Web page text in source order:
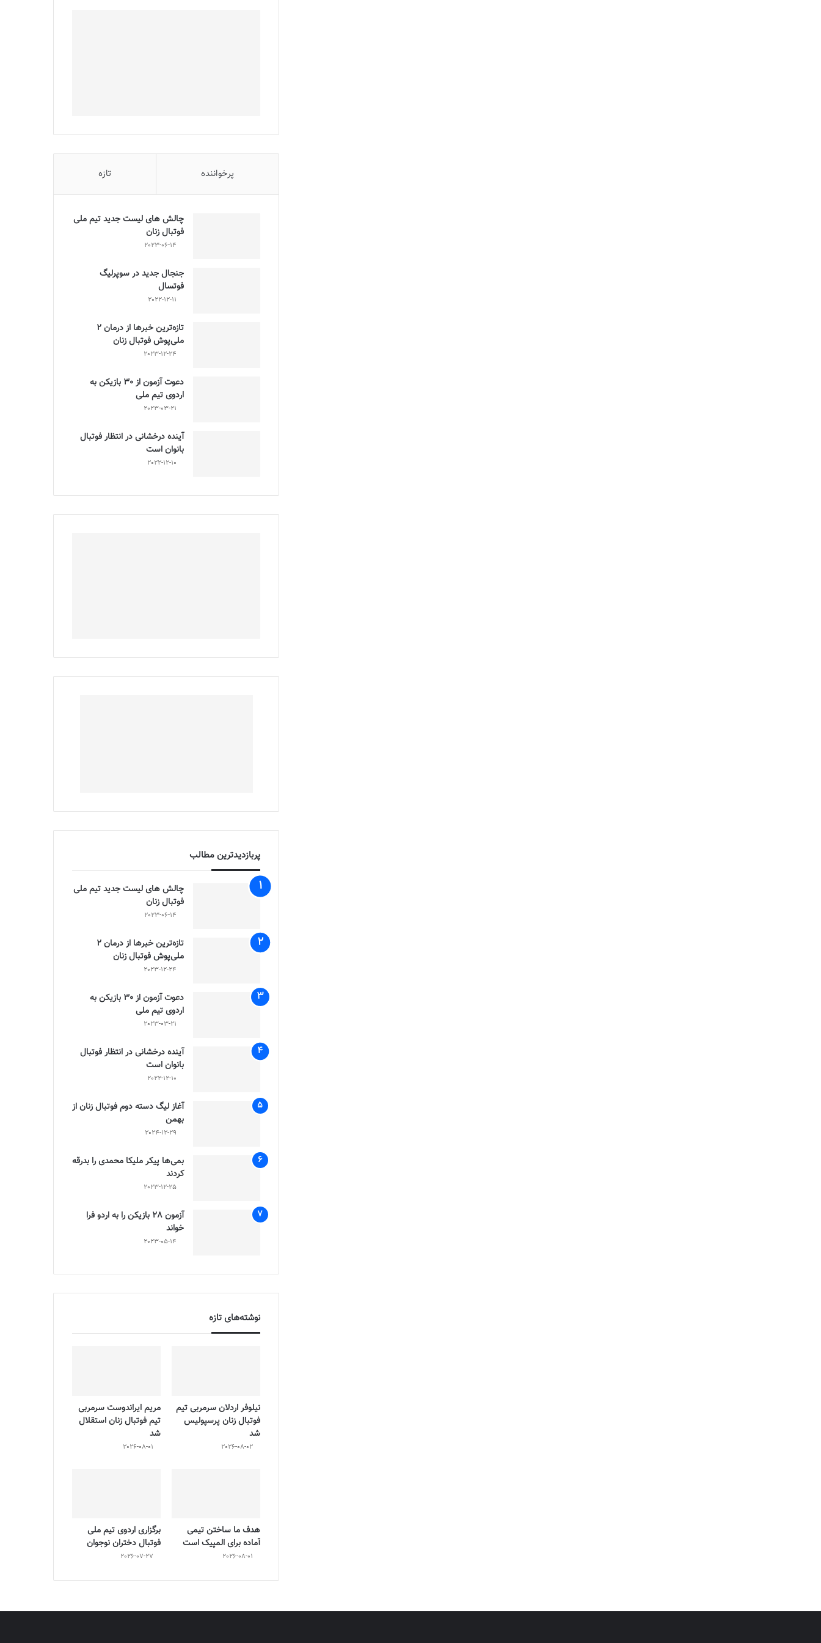
پرخواننده تازه
چالش هاى ليست جدید تيم ملى
فوتبال زنان
2023-06-14
جنجال جدید در سوپرلیگ
فوتسال
2022-12-11
تازه‌ترین خبرها از درمان ۲
ملی‌پوش فوتبال زنان
2023-12-24
دعوت آزمون از 30 بازیکن به
اردوی تیم ملی
2023-03-21
آینده درخشانی در انتظار فوتبال
بانوان است
2022-12-10
پربازدیدترین مطالب
چالش هاى ليست جدید تيم ملى
فوتبال زنان
2023-06-14
تازه‌ترین خبرها از درمان ۲
ملی‌پوش فوتبال زنان
2023-12-24
دعوت آزمون از 30 بازیکن به
اردوی تیم ملی
2023-03-21
آینده درخشانی در انتظار فوتبال
بانوان است
2022-12-10
آغاز لیگ دسته دوم فوتبال زنان از
بهمن
2024-12-29
بمی‌ها پیکر ملیکا محمدی را بدرقه
کردند
2023-12-25
آزمون 28 بازیکن را به اردو فرا
خواند
2023-05-14
نوشته‌های تازه
نیلوفر اردلان سرمربی تیم
فوتبال زنان پرسپولیس
شد
2026-08-02
مریم ایراندوست سرمربی
تیم فوتبال زنان استقلال
شد
2026-08-01
هدف ما ساختن تیمی
آماده برای المپیک است
2026-08-01
برگزاری اردوی تیم ملی
فوتبال دختران نوجوان
2026-07-27